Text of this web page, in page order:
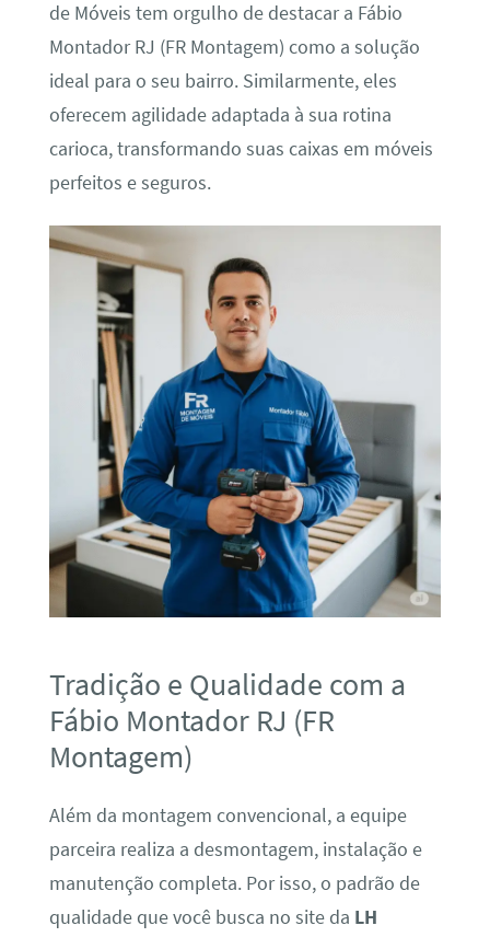
de Móveis tem orgulho de destacar a Fábio
Montador RJ (FR Montagem) como a solução
ideal para o seu bairro. Similarmente, eles
oferecem agilidade adaptada à sua rotina
carioca, transformando suas caixas em móveis
perfeitos e seguros.
Tradição e Qualidade com a
Fábio Montador RJ (FR
Montagem)
Além da montagem convencional, a equipe
parceira realiza a desmontagem, instalação e
manutenção completa. Por isso, o padrão de
qualidade que você busca no site da LH